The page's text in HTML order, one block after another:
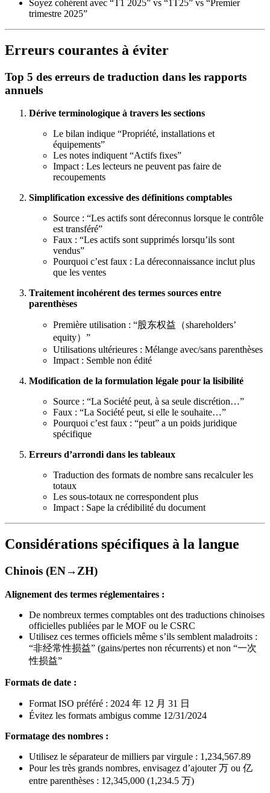
Soyez cohérent avec “T1 2025” vs “1T25” vs “Premier
trimestre 2025”
Erreurs courantes à éviter
Top 5 des erreurs de traduction dans les rapports
annuels
Dérive terminologique à travers les sections
Le bilan indique “Propriété, installations et
équipements”
Les notes indiquent “Actifs fixes”
Impact : Les lecteurs ne peuvent pas faire de
recoupements
Simplification excessive des définitions comptables
Source : “Les actifs sont déreconnus lorsque le contrôle
est transféré”
Faux : “Les actifs sont supprimés lorsqu’ils sont
vendus”
Pourquoi c’est faux : La déreconnaissance inclut plus
que les ventes
Traitement incohérent des termes sources entre
parenthèses
Première utilisation : “股东权益（shareholders’
equity）”
Utilisations ultérieures : Mélange avec/sans parenthèses
Impact : Semble non édité
Modification de la formulation légale pour la lisibilité
Source : “La Société peut, à sa seule discrétion…”
Faux : “La Société peut, si elle le souhaite…”
Pourquoi c’est faux : “peut” a un poids juridique
spécifique
Erreurs d’arrondi dans les tableaux
Traduction des formats de nombre sans recalculer les
totaux
Les sous-totaux ne correspondent plus
Impact : Sape la crédibilité du document
Considérations spécifiques à la langue
Chinois (EN→ZH)
Alignement des termes réglementaires :
De nombreux termes comptables ont des traductions chinoises
officielles publiées par le MOF ou le CSRC
Utilisez ces termes officiels même s’ils semblent maladroits :
“非经常性损益” (gains/pertes non récurrents) et non “一次
性损益”
Formats de date :
Format ISO préféré : 2024 年 12 月 31 日
Évitez les formats ambigus comme 12/31/2024
Formatage des nombres :
Utilisez le séparateur de milliers par virgule : 1,234,567.89
Pour les très grands nombres, envisagez d’ajouter 万 ou 亿
entre parenthèses : 12,345,000 (1,234.5 万)